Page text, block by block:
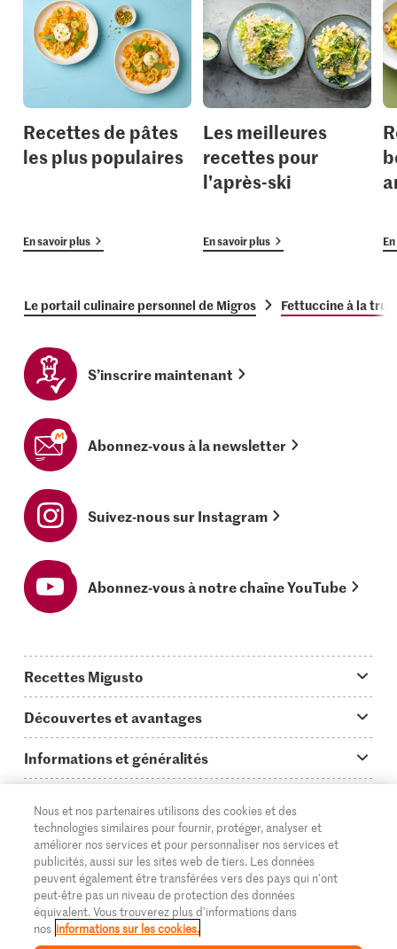
Recettes de pâtes
les plus populaires
En savoir plus
Les meilleures
recettes pour
l'après-ski
En savoir plus
Le portail culinaire personnel de Migros Fettuccine à la
S’inscrire maintenant
Abonnez-vous à la newsletter
Suivez-nous sur Instagram
Abonnez-vous à notre chaîne YouTube
Recettes Migusto
Idées de menus
Plats principaux
Simple & vite prêt
Apéritif
Préparations au four
Enfants & famille
Découvertes et avantages
On en parle...
Tutoriels
Glossaire des ingrédients
Login Migusto
Magazine Migusto
Informations et généralités
Questions concernant Migusto
Cuisiner avec Migusto
Service clientèle & contact
Publicité
Impressum
Supermarché
Migros Online
À propos de Migros
Magasins
DE FR IT
Nous et nos partenaires utilisons des cookies et des
technologies similaires pour fournir, protéger, analyser et
améliorer nos services et pour personnaliser nos services et
publicités, aussi sur les sites web de tiers. Les données
peuvent également être transférées vers des pays qui n'ont
peut-être pas un niveau de protection des données
équivalent. Vous trouverez plus d'informations dans
nos informations sur les cookies.